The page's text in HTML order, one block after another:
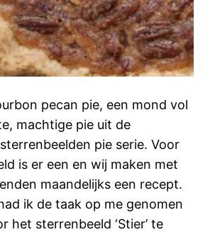
pecan pie, een mond vol
machtige pie uit de
pie serie. Voor
is er een en wij maken met
maandelijks een recept.
ik de taak op me genomen
het sterrenbeeld ‘Stier’ te